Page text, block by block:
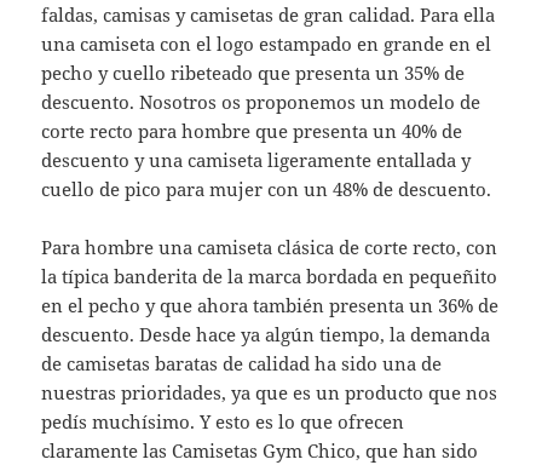
faldas, camisas y camisetas de gran calidad. Para ella
una camiseta con el logo estampado en grande en el
pecho y cuello ribeteado que presenta un 35% de
descuento. Nosotros os proponemos un modelo de
corte recto para hombre que presenta un 40% de
descuento y una camiseta ligeramente entallada y
cuello de pico para mujer con un 48% de descuento.
Para hombre una camiseta clásica de corte recto, con
la típica banderita de la marca bordada en pequeñito
en el pecho y que ahora también presenta un 36% de
descuento. Desde hace ya algún tiempo, la demanda
de camisetas baratas de calidad ha sido una de
nuestras prioridades, ya que es un producto que nos
pedís muchísimo. Y esto es lo que ofrecen
claramente las Camisetas Gym Chico, que han sido